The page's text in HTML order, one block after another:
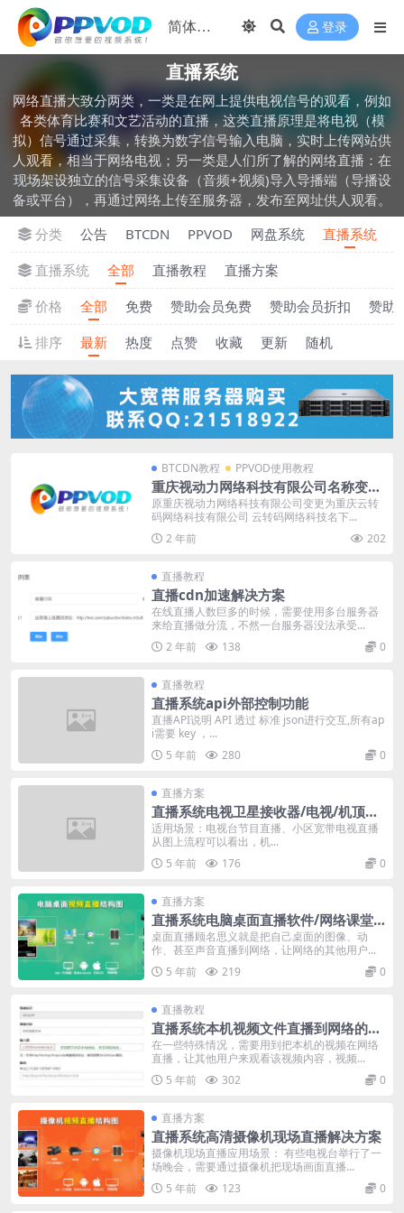
登录
直播系统
网络直播大致分两类，一类是在网上提供电视信号的观看，例如
各类体育比赛和文艺活动的直播，这类直播原理是将电视（模
拟）信号通过采集，转换为数字信号输入电脑，实时上传网站供
人观看，相当于网络电视；另一类是人们所了解的网络直播：在
现场架设独立的信号采集设备（音频+视频)导入导播端（导播设
备或平台），再通过网络上传至服务器，发布至网址供人观看。
分类
公告 BTCDN PPVOD 网盘系统
直播系统
直播系统
全部 直播教程
直播方案
价格
全部 免费 赞助会员免费 赞助会员折扣
赞助
排序
最新 热度 点赞 收藏 更新 随机
BTCDN教程 PPVOD使用教程
重庆视动力网络科技有限公司名称变更
通知
原重庆视动力网络科技有限公司变更为重庆云转
码网络科技有限公司 云转码网络科技名下...
2 年前
202
直播教程
直播cdn加速解决方案
在线直播人数巨多的时候，需要使用多台服务器
来给直播做分流，不然一台服务器没法承受...
2 年前
138 0
直播教程
直播系统api外部控制功能
直播API说明 API 透过 标准 json进行交互,所有ap
i需要 key ，...
5 年前
280 0
直播方案
直播系统电视卫星接收器/电视/机顶盒
直播解决方案
适用场景：电视台节目直播、小区宽带电视直播
从图上流程可以看出，机...
5 年前
176 0
直播方案
直播系统电脑桌面直播软件/网络课堂
直播解决方案
桌面直播顾名思义就是把自己桌面的图像、动
作、甚至声音直播到网络，让网络的其他用户...
5 年前
219 0
直播教程
直播系统本机视频文件直播到网络的解
决办法
在一些特殊情况，需要用到把本机的视频在网络
直播，让其他用户来观看该视频内容，视频...
5 年前
302 0
直播方案
直播系统高清摄像机现场直播解决方案
摄像机现场直播应用场景： 有些电视台举行了一
场晚会，需要通过摄像机把现场画面直播...
5 年前
123 0